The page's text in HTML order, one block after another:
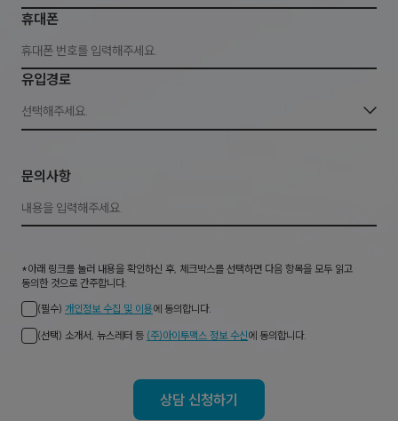
휴대폰
유입경로
선택해주세요.
문의사항
*아래 링크를 눌러 내용을 확인하신 후, 체크박스를 선택하면 다음 항목을 모두 읽고
동의한 것으로 간주합니다.
(필수) 개인정보 수집 및 이용에 동의합니다.
(선택) 소개서, 뉴스레터 등 (주)아이투맥스 정보 수신에 동의합니다.
상담 신청하기